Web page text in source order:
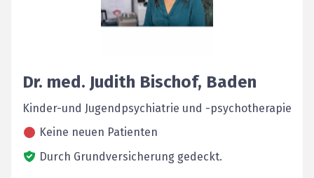
Dr. med. Judith Bischof, Baden
Kinder-und Jugendpsychiatrie und -psychotherapie
Keine neuen Patienten
Durch Grundversicherung gedeckt.